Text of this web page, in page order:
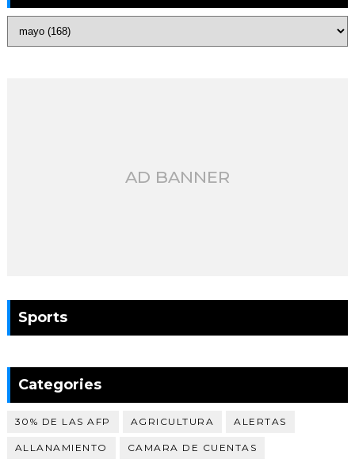
AD BANNER
Sports
Categories
30% DE LAS AFP AGRICULTURA ALERTAS
ALLANAMIENTO CAMARA DE CUENTAS